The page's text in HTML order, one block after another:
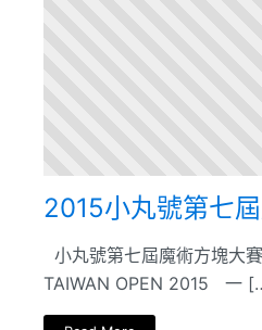
2015小丸號第七
小丸號第七屆魔術方塊大
TAIWAN OPEN 2015 一